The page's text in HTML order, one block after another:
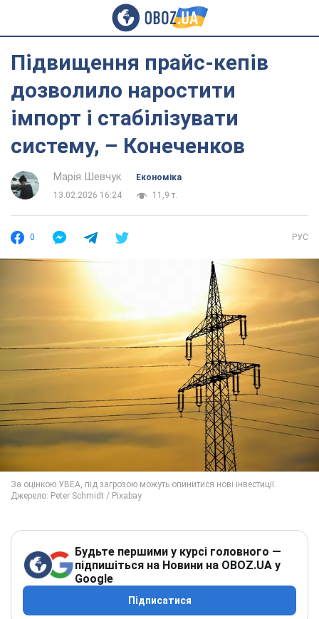
Підвищення прайс-кепів
дозволило наростити
імпорт і стабілізувати
систему, – Конеченков
Марія Шевчук
Економіка
13.02.2026 16:24
11,9 т.
0 РУС
Будьте першими у курсі головного —
підпишіться на Новини на OBOZ.UA у
Google
Підписатися